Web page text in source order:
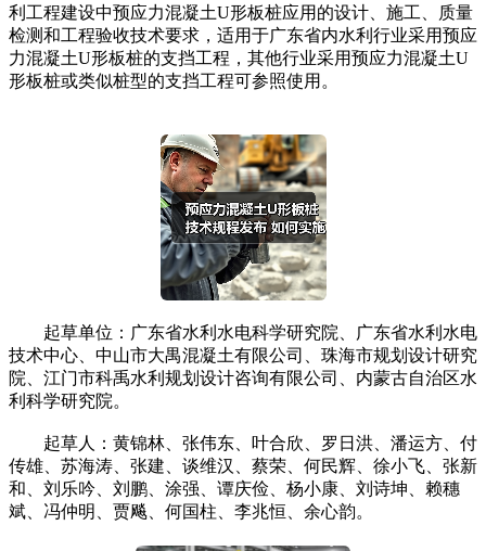
利工程建设中预应力混凝土U形板桩应用的设计、施工、质量
检测和工程验收技术要求，适用于广东省内水利行业采用预应
力混凝土U形板桩的支挡工程，其他行业采用预应力混凝土U
形板桩或类似桩型的支挡工程可参照使用。
起草单位：广东省水利水电科学研究院、广东省水利水电
技术中心、中山市大禺混凝土有限公司、珠海市规划设计研究
院、江门市科禹水利规划设计咨询有限公司、内蒙古自治区水
利科学研究院。
起草人：黄锦林、张伟东、叶合欣、罗日洪、潘运方、付
传雄、苏海涛、张建、谈维汉、蔡荣、何民辉、徐小飞、张新
和、刘乐吟、刘鹏、涂强、谭庆俭、杨小康、刘诗坤、赖穗
斌、冯仲明、贾飚、何国柱、李兆恒、余心韵。